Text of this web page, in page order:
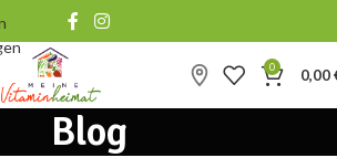
0 0,00
Blog